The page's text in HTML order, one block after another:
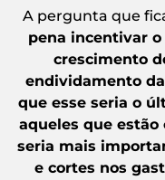
A pergunta que
pena incentivar
crescimento
endividamento
que esse seria o
aqueles que estão
seria mais
e cortes nos